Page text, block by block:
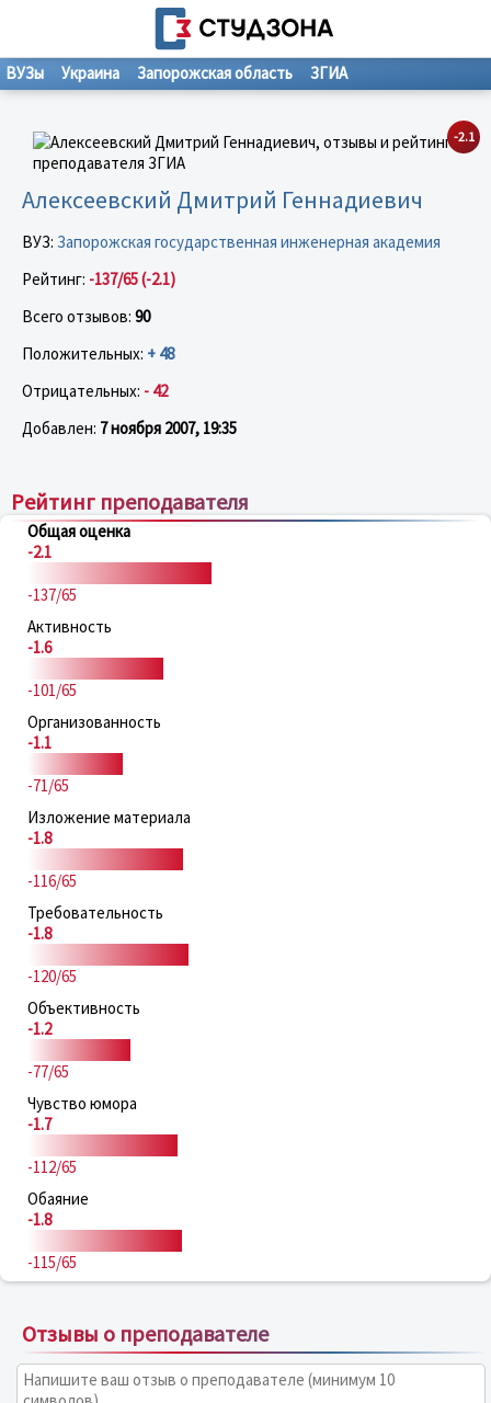
ВУЗы Украина Запорожская область ЗГИА
-2.1
Алексеевский Дмитрий Геннадиевич
ВУЗ: Запорожская государственная инженерная академия
Рейтинг: -137/65 (-2.1)
Всего отзывов: 90
Положительных: + 48
Отрицательных: - 42
Добавлен: 7 ноября 2007, 19:35
Рейтинг преподавателя
Общая оценка
-2.1
-137/65
Активность
-1.6
-101/65
Организованность
-1.1
-71/65
Изложение материала
-1.8
-116/65
Требовательность
-1.8
-120/65
Объективность
-1.2
-77/65
Чувство юмора
-1.7
-112/65
Обаяние
-1.8
-115/65
Отзывы о преподавателе